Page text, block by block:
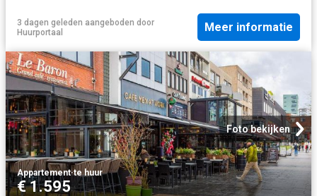
3 dagen geleden aangeboden door
Huurportaal
Meer informatie
Foto bekijken
Appartement·te huur
€ 1.595